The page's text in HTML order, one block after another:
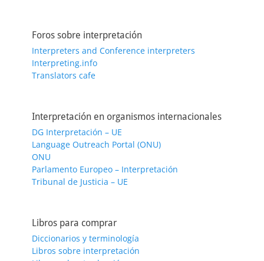
Foros sobre interpretación
Interpreters and Conference interpreters
Interpreting.info
Translators cafe
Interpretación en organismos internacionales
DG Interpretación – UE
Language Outreach Portal (ONU)
ONU
Parlamento Europeo – Interpretación
Tribunal de Justicia – UE
Libros para comprar
Diccionarios y terminología
Libros sobre interpretación